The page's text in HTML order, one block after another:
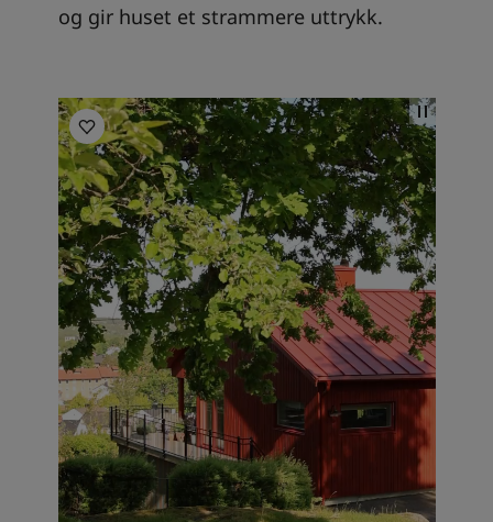
og gir huset et strammere uttrykk.